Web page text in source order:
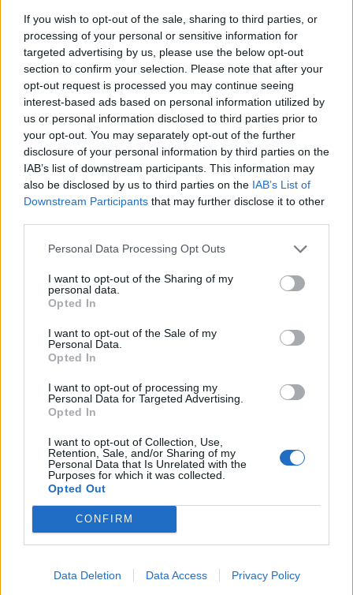
If you wish to opt-out of the sale, sharing to third parties, or
processing of your personal or sensitive information for
targeted advertising by us, please use the below opt-out
section to confirm your selection. Please note that after your
opt-out request is processed you may continue seeing
interest-based ads based on personal information utilized by
us or personal information disclosed to third parties prior to
your opt-out. You may separately opt-out of the further
disclosure of your personal information by third parties on the
IAB’s list of downstream participants. This information may
also be disclosed by us to third parties on the IAB’s List of
Downstream Participants that may further disclose it to other
Personal Data Processing Opt Outs
I want to opt-out of the Sharing of my
personal data.
Opted In
I want to opt-out of the Sale of my
Personal Data.
Opted In
I want to opt-out of processing my
Personal Data for Targeted Advertising.
Opted In
I want to opt-out of Collection, Use,
Retention, Sale, and/or Sharing of my
Personal Data that Is Unrelated with the
Purposes for which it was collected.
Opted Out
CONFIRM
Data Deletion Data Access Privacy Policy
Nos 100 Mariposa, Maria Pereira foi 15ª nas eliminatórias com o
tempo de 1.07.62 e qualificou-se para a Final B onde foi 4ª
classificada com o tempo de 1.06.41. Por fim, nos 200 Livres foi
19ª classificada com o tempo de 2.10.35.
Esta foi mais uma competição de alto nível por parte da
nadadora do GCVR, que é demonstrador do excelente trabalho
que a atleta continua a realizar no Centro de Alto Rendimento de
Rio Maior, apontando agora à participação nos Campeonatos de
Luís Pinto
Artigo anterior
Rali de Murça disputa-se dias
1 e 2 de dezembro
Próximo artigo
Futsal feminino: ASM Vila
Portugal com ‘hat-trick’ de
Últimas notícias